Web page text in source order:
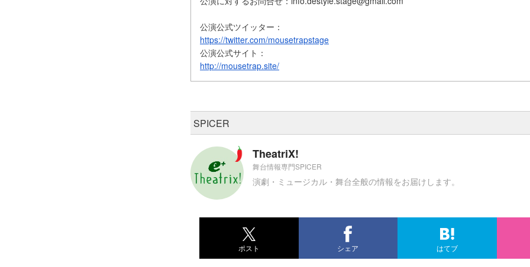
公演公式ツイッター：
https://twitter.com/mousetrapstage
公演公式サイト：
http://mousetrap.site/
SPICER
TheatriX!
舞台情報専門SPICER
演劇・ミュージカル・舞台全般の情報をお届けします。
ポスト シェア はてブ